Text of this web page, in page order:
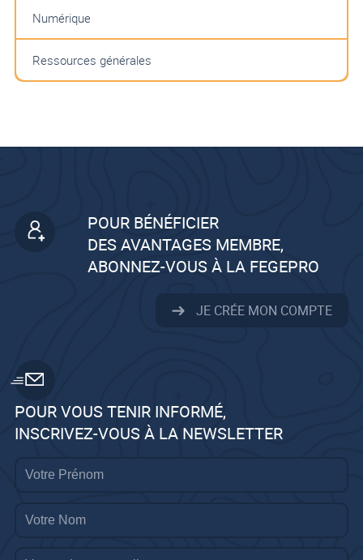
Numérique
Ressources générales
POUR BÉNÉFICIER
DES AVANTAGES MEMBRE,
ABONNEZ-VOUS À LA FEGEPRO
JE CRÉE MON COMPTE
POUR VOUS TENIR INFORMÉ,
INSCRIVEZ-VOUS À LA NEWSLETTER